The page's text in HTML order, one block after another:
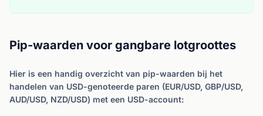
Pip-waarden voor gangbare lotgroottes
Hier is een handig overzicht van pip-waarden bij het
handelen van USD-genoteerde paren (EUR/USD, GBP/USD,
AUD/USD, NZD/USD) met een USD-account: